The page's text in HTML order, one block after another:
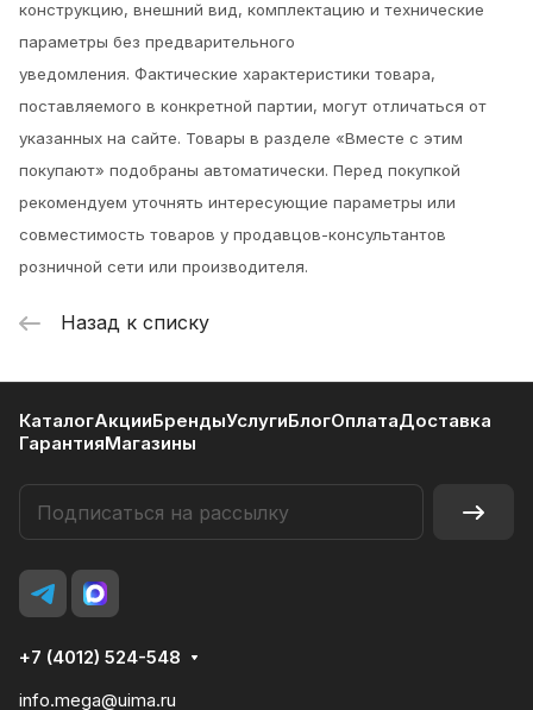
конструкцию, внешний вид, комплектацию и технические
параметры без предварительного
уведомления. Фактические характеристики товара,
поставляемого в конкретной партии, могут отличаться от
указанных на сайте. Товары в разделе «Вместе с этим
покупают» подобраны автоматически. Перед покупкой
рекомендуем уточнять интересующие параметры или
совместимость товаров у продавцов-консультантов
розничной сети или производителя.
Назад к списку
КаталогАкцииБрендыУслугиБлогОплатаДоставка
ГарантияМагазины
+7 (4012) 524-548
info.mega@uima.ru